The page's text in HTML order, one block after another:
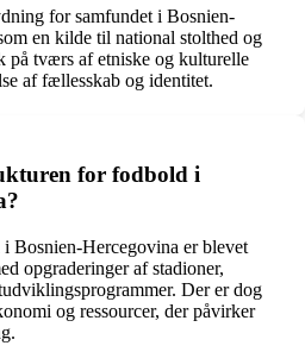
for samfundet i Bosnien-
en kilde til national stolthed og
på tværs af etniske og kulturelle
af fællesskab og identitet.
for fodbold i
Bosnien-Hercegovina er blevet
opgraderinger af stadioner,
Der er dog
og ressourcer, der påvirker